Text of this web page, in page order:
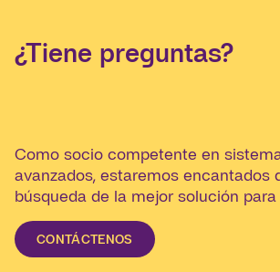
¿Tiene preguntas?
Como socio competente en
avanzados, estaremos encantados
búsqueda de la mejor solución
CONTÁCTENOS